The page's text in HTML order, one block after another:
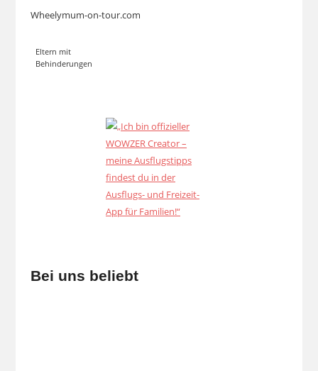
Wheelymum-on-tour.com
Eltern mit
Behinderungen
Bei uns beliebt